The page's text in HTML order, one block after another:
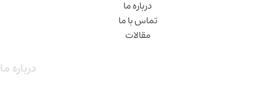
درباره ما
تماس با ما
مقالات
درباره ما